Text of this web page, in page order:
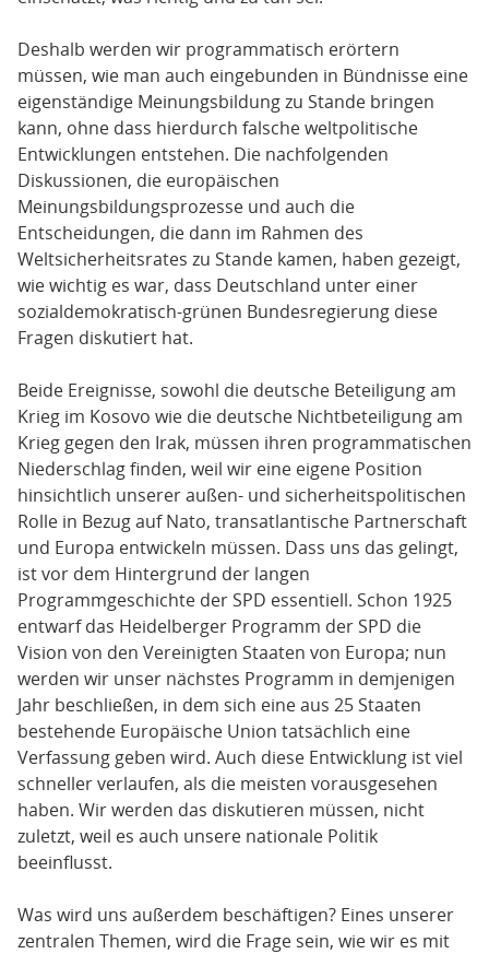
Deshalb werden wir programmatisch erörtern
müssen, wie man auch eingebunden in Bündnisse eine
eigenständige Meinungsbildung zu Stande bringen
kann, ohne dass hierdurch falsche weltpolitische
Entwicklungen entstehen. Die nachfolgenden
Diskussionen, die europäischen
Meinungsbildungsprozesse und auch die
Entscheidungen, die dann im Rahmen des
Weltsicherheitsrates zu Stande kamen, haben gezeigt,
wie wichtig es war, dass Deutschland unter einer
sozialdemokratisch-grünen Bundesregierung diese
Fragen diskutiert hat.
Beide Ereignisse, sowohl die deutsche Beteiligung am
Krieg im Kosovo wie die deutsche Nichtbeteiligung am
Krieg gegen den Irak, müssen ihren programmatischen
Niederschlag finden, weil wir eine eigene Position
hinsichtlich unserer außen- und sicherheitspolitischen
Rolle in Bezug auf Nato, transatlantische Partnerschaft
und Europa entwickeln müssen. Dass uns das gelingt,
ist vor dem Hintergrund der langen
Programmgeschichte der SPD essentiell. Schon 1925
entwarf das Heidelberger Programm der SPD die
Vision von den Vereinigten Staaten von Europa; nun
werden wir unser nächstes Programm in demjenigen
Jahr beschließen, in dem sich eine aus 25 Staaten
bestehende Europäische Union tatsächlich eine
Verfassung geben wird. Auch diese Entwicklung ist viel
schneller verlaufen, als die meisten vorausgesehen
haben. Wir werden das diskutieren müssen, nicht
zuletzt, weil es auch unsere nationale Politik
beeinflusst.
Was wird uns außerdem beschäftigen? Eines unserer
zentralen Themen, wird die Frage sein, wie wir es mit